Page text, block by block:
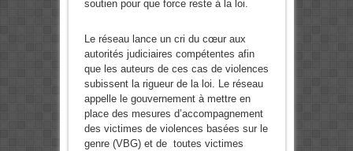
soutien pour que force reste à la loi.
Le réseau lance un cri du cœur aux
autorités judiciaires compétentes afin
que les auteurs de ces cas de violences
subissent la rigueur de la loi. Le réseau
appelle le gouvernement à mettre en
place des mesures d’accompagnement
des victimes de violences basées sur le
genre (VBG) et de toutes victimes